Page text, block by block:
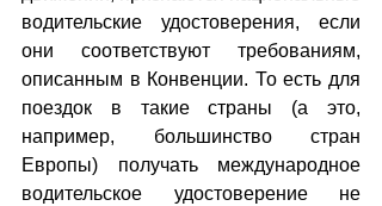
водительские удостоверения, если
они соответствуют требованиям,
описанным в Конвенции. То есть для
поездок в такие страны (а это,
например, большинство стран
Европы) получать международное
водительское удостоверение не